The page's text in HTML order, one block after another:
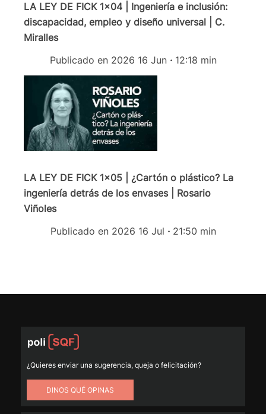
LA LEY DE FICK 1x04 | Ingeniería e inclusión:
discapacidad, empleo y diseño universal | C.
Miralles
Publicado en 2026 16 Jun ·12:18 min
LA LEY DE FICK 1x05 | ¿Cartón o plástico? La
ingeniería detrás de los envases | Rosario
Viñoles
Publicado en 2026 16 Jul ·21:50 min
¿Quieres enviar una sugerencia, queja o felicitación?
DINOS QUÉ OPINAS